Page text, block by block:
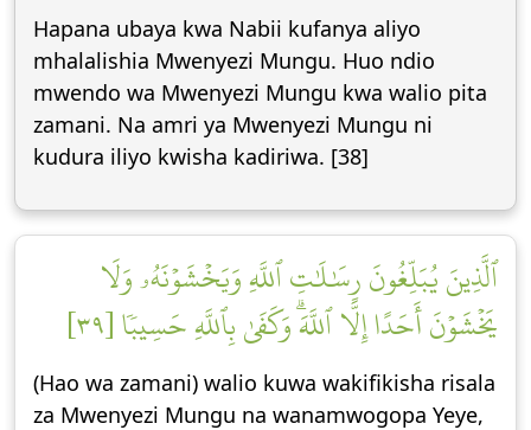
Hapana ubaya kwa Nabii kufanya aliyo
mhalalishia Mwenyezi Mungu. Huo ndio
mwendo wa Mwenyezi Mungu kwa walio pita
zamani. Na amri ya Mwenyezi Mungu ni
kudura iliyo kwisha kadiriwa. [38]
ٱلَّذِينَ يُبَلِّغُونَ رِسَٰلَٰتِ ٱللَّهِ وَيَخۡشَوۡنَهُۥ وَلَا
يَخۡشَوۡنَ أَحَدًا إِلَّا ٱللَّهَۗ وَكَفَىٰ بِٱللَّهِ حَسِيبٗا [٣٩]
(Hao wa zamani) walio kuwa wakifikisha risala
za Mwenyezi Mungu na wanamwogopa Yeye,